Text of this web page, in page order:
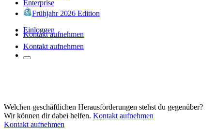
Enterprise
Frühjahr 2026 Edition
Einloggen
Kontakt aufnehmen
Kontakt aufnehmen
Welchen geschäftlichen Herausforderungen stehst du gegenüber?
Wir können dir dabei helfen. Kontakt aufnehmen
Kontakt aufnehmen